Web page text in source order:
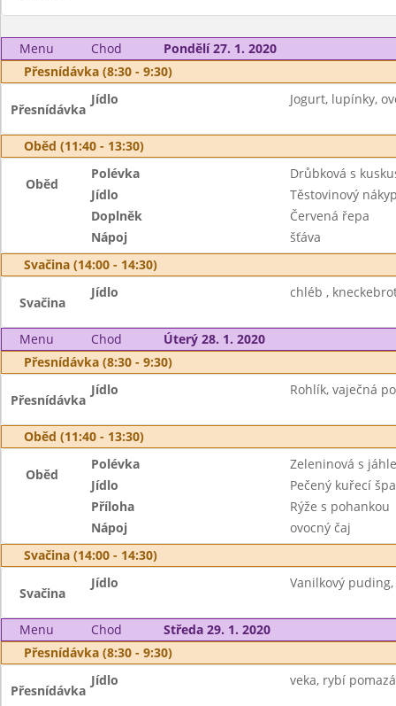
Menu Chod
Pondělí 27. 1. 2020
Přesnídávka (8:30 - 9:30)
Přesnídávka
Jídlo Jogurt, lupínky,
Oběd (11:40 - 13:30)
Oběd
Polévka
Drůbková s
Jídlo
Těstovinový
Doplněk
Červená řepa
Nápoj
šťáva
Svačina (14:00 - 14:30)
Svačina
Jídlo chléb ,
Menu Chod
Úterý 28. 1. 2020
Přesnídávka (8:30 - 9:30)
Přesnídávka
Jídlo Rohlík, vaječná
Oběd (11:40 - 13:30)
Oběd
Polévka
Zeleninová s
Jídlo
Pečený kuřecí
Příloha
Rýže s pohankou
Nápoj
ovocný čaj
Svačina (14:00 - 14:30)
Svačina
Jídlo Vanilkový
Menu Chod
Středa 29. 1. 2020
Přesnídávka (8:30 - 9:30)
Přesnídávka
Jídlo veka, rybí